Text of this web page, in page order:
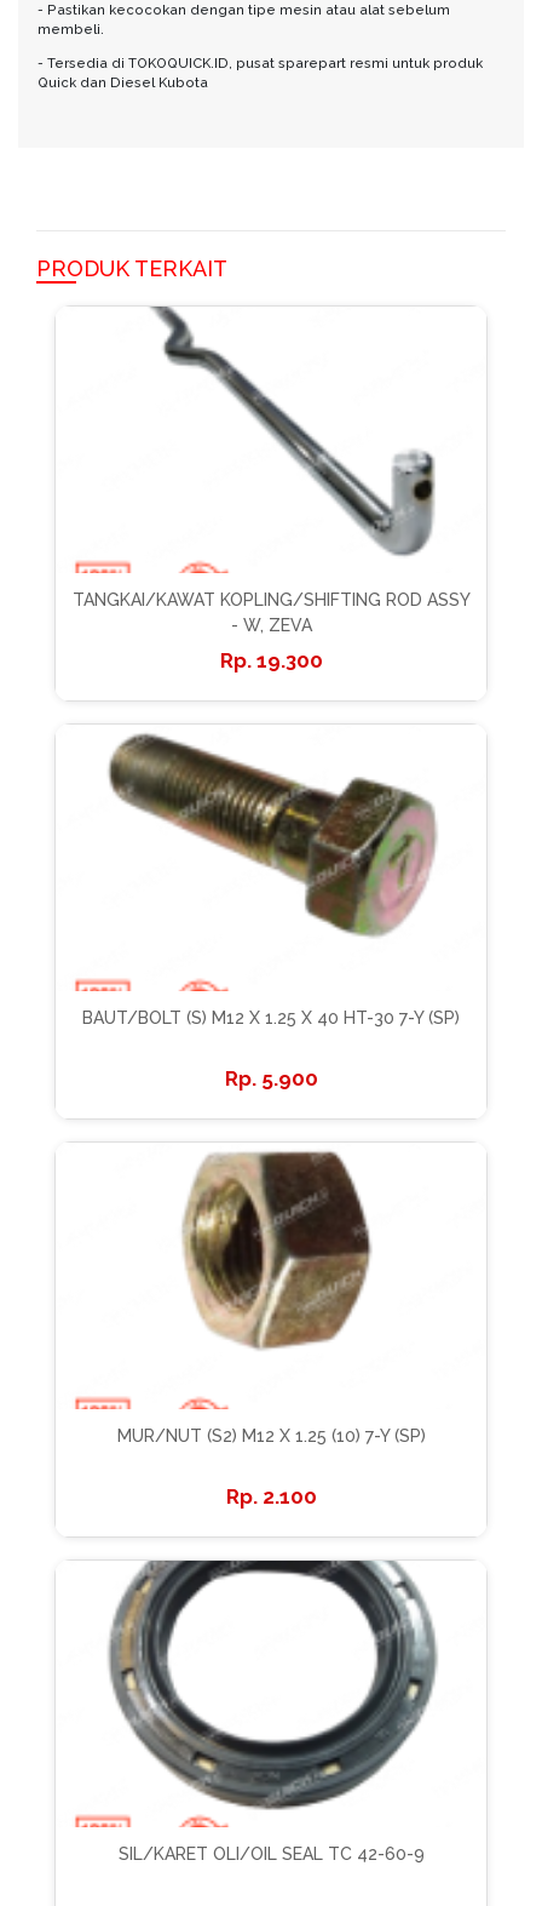
- Pastikan kecocokan dengan tipe mesin atau alat sebelum
membeli.
- Tersedia di TOKOQUICK.ID, pusat sparepart resmi untuk produk
Quick dan Diesel Kubota
PRODUK TERKAIT
TANGKAI/KAWAT KOPLING/SHIFTING ROD ASSY
- W, ZEVA
19.300
BAUT/BOLT (S) M12 X 1.25 X 40 HT-30 7-Y (SP)
5.900
MUR/NUT (S2) M12 X 1.25 (10) 7-Y (SP)
2.100
SIL/KARET OLI/OIL SEAL TC 42-60-9